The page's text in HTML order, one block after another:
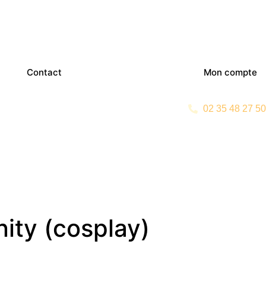
Contact Mon compte
02 35 48 27 50
(cosplay)